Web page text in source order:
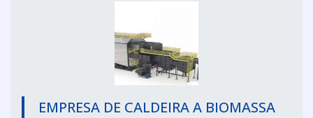
EMPRESA DE CALDEIRA A BIOMASSA